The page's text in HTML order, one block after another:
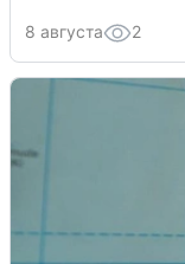
8 августа 2